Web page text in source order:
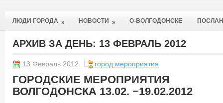
ЛЮДИ ГОРОДА » НОВОСТИ » О-ВОЛГОДОНСКЕ
АРХИВ ЗА ДЕНЬ: 13 ФЕВРАЛЬ 2012
13 Февраль 2012 город мероприятия
ГОРОДСКИЕ МЕРОПРИЯТИЯ
ВОЛГОДОНСКА 13.02. −19.02.2012